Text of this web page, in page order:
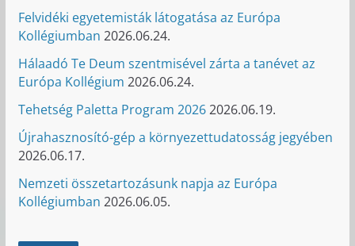
Felvidéki egyetemisták látogatása az Európa
Kollégiumban 2026.06.24.
Hálaadó Te Deum szentmisével zárta a tanévet az
Európa Kollégium 2026.06.24.
Tehetség Paletta Program 20262026.06.19.
Újrahasznosító-gép a környezettudatosság jegyében
2026.06.17.
Nemzeti összetartozásunk napja az Európa
Kollégiumban 2026.06.05.